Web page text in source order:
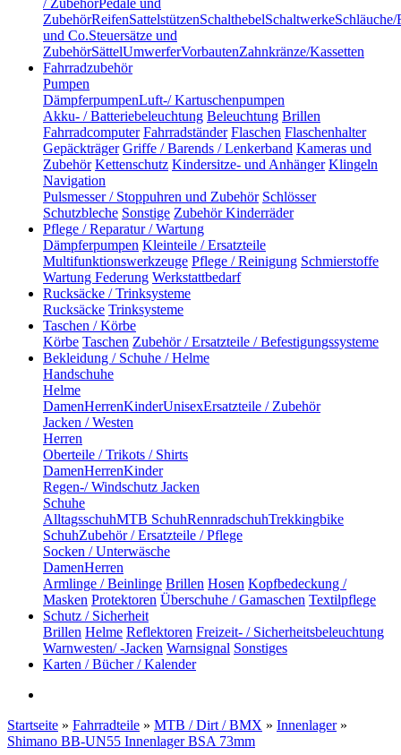
/ ZubehörPedale und
ZubehörReifenSattelstützenSchalthebelSchaltwerkeSchläuche/
und Co.Steuersätze und
ZubehörSättelUmwerferVorbautenZahnkränze/Kassetten
Fahrradzubehör
Pumpen
DämpferpumpenLuft-/ Kartuschenpumpen
Akku- / Batteriebeleuchtung Beleuchtung Brillen
Fahrradcomputer Fahrradständer Flaschen Flaschenhalter
Gepäckträger Griffe / Barends / Lenkerband Kameras und
Zubehör Kettenschutz Kindersitze- und Anhänger Klingeln
Navigation
Pulsmesser / Stoppuhren und Zubehör Schlösser
Schutzbleche Sonstige Zubehör Kinderräder
Pflege / Reparatur / Wartung
Dämpferpumpen Kleinteile / Ersatzteile
Multifunktionswerkzeuge Pflege / Reinigung Schmierstoffe
Wartung Federung Werkstattbedarf
Rucksäcke / Trinksysteme
Rucksäcke Trinksysteme
Taschen / Körbe
Körbe Taschen Zubehör / Ersatzteile / Befestigungssysteme
Bekleidung / Schuhe / Helme
Handschuhe
Helme
DamenHerrenKinderUnisexErsatzteile / Zubehör
Jacken / Westen
Herren
Oberteile / Trikots / Shirts
DamenHerrenKinder
Regen-/ Windschutz Jacken
Schuhe
AlltagsschuhMTB SchuhRennradschuhTrekkingbike
SchuhZubehör / Ersatzteile / Pflege
Socken / Unterwäsche
DamenHerren
Armlinge / Beinlinge Brillen Hosen Kopfbedeckung /
Masken Protektoren Überschuhe / Gamaschen Textilpflege
Schutz / Sicherheit
Brillen Helme Reflektoren Freizeit- / Sicherheitsbeleuchtung
Warnwesten/ -Jacken Warnsignal Sonstiges
Karten / Bücher / Kalender
Startseite » Fahrradteile » MTB / Dirt / BMX » Innenlager»
Shimano BB-UN55 Innenlager BSA 73mm